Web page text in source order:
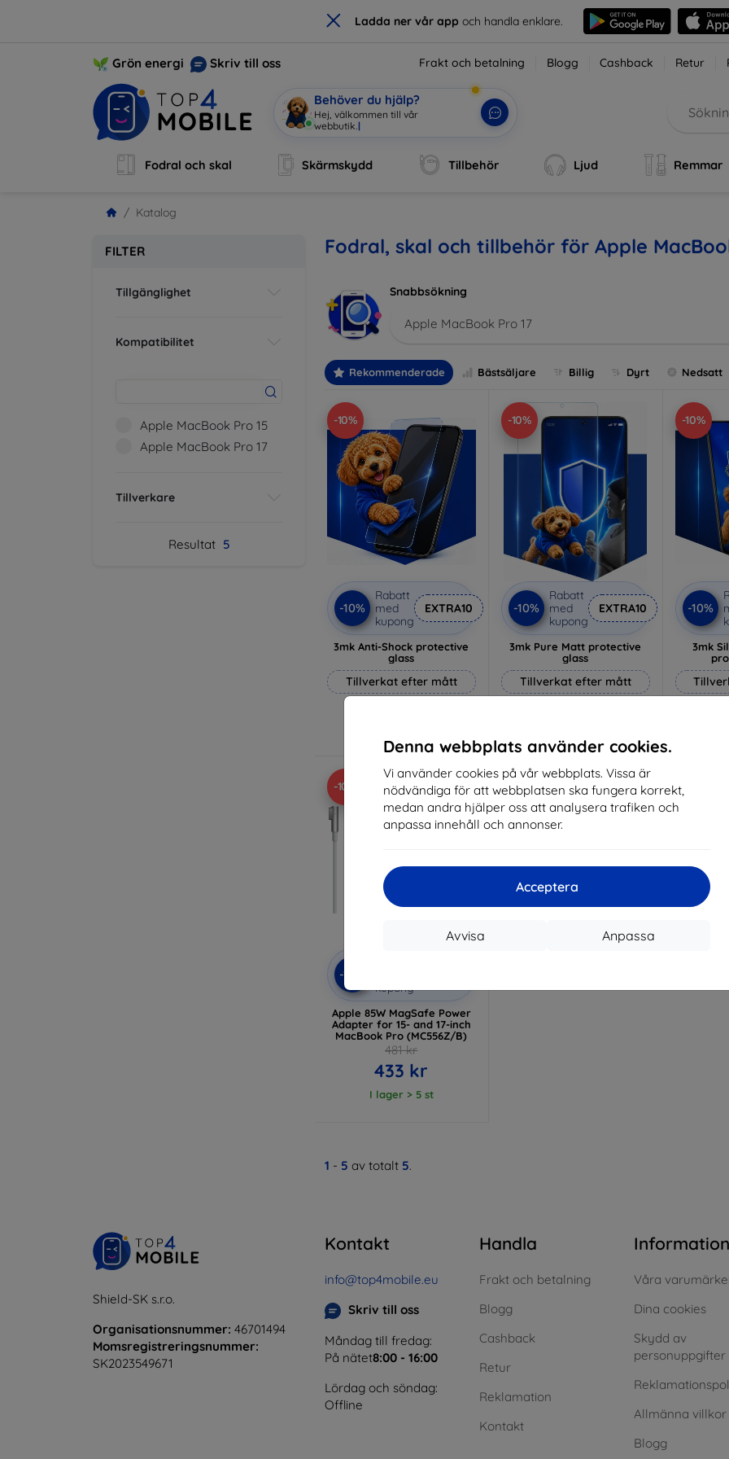
× Ladda ner vår app och handla enklare.
Denna webbplats använder cookies.
Vi använder cookies på vår webbplats. Vissa är
nödvändiga för att webbplatsen ska fungera korrekt,
medan andra hjälper oss att analysera trafiken och
anpassa innehåll och annonser.
Acceptera
Anpassa
Avvisa
Grön energi Skriv till oss Frakt och betalning Blogg Cashback Retur
Behöver du hjälp?
Hej, välkommen till vår webb
Fodral och skal Skärmskydd Tillbehör Ljud Remmar
Katalog
FILTER
Tillgänglighet
Kompatibilitet
Apple MacBook Pro 15
Apple MacBook Pro 17
Tillverkare
Resultat 5
Fodral, skal och tillbehör för Apple
Snabbsökning
Apple MacBook Pro 17
Rekommenderade Bästsäljare Billig Dyrt Nedsatt
-10%
-10%
Rabatt
med
kupong
EXTRA10
3mk Anti-Shock protective
glass
Tillverkat efter mått
I lager > 5 st
-10%
-10%
Rabatt
med
kupong
EXTRA10
3mk Pure Matt protective
glass
Tillverkat efter mått
I lager > 5 st
-10%
-10%
3mk
I
-10%
-10%
kupong
Apple 85W MagSafe Power
Adapter for 15- and 17-inch
MacBook Pro (MC556Z/B)
481 kr
433 kr
I lager > 5 st
1 - 5 av totalt 5.
Shield-SK s.r.o.
Organisationsnummer: 46701494
Momsregistreringsnummer:
SK2023549671
Kontakt
info@top4mobile.eu
Skriv till oss
Måndag till fredag:
På nätet8:00 - 16:00
Lördag och söndag:
Offline
Handla
Frakt och betalning
Blogg
Cashback
Retur
Reklamation
Kontakt
Information
Våra
Dina cookies
Skydd av
personuppgifter
Allmänna villkor
Blogg